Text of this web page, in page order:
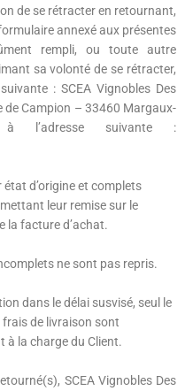
de se rétracter en retournant,
annexé aux présentes
rempli, ou toute autre
sa volonté de se rétracter,
: SCEA Vignobles Des
de Campion – 33460 Margaux-
l’adresse suivante :
d’origine et complets
leur remise sur le
la facture d’achat.
ne sont pas repris.
dans le délai susvisé, seul le
de livraison sont
à la charge du Client.
SCEA Vignobles Des